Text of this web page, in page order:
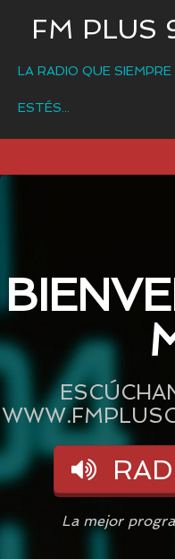
FM PLUS
LA RADIO QUE
ESTÉS...
La mejor